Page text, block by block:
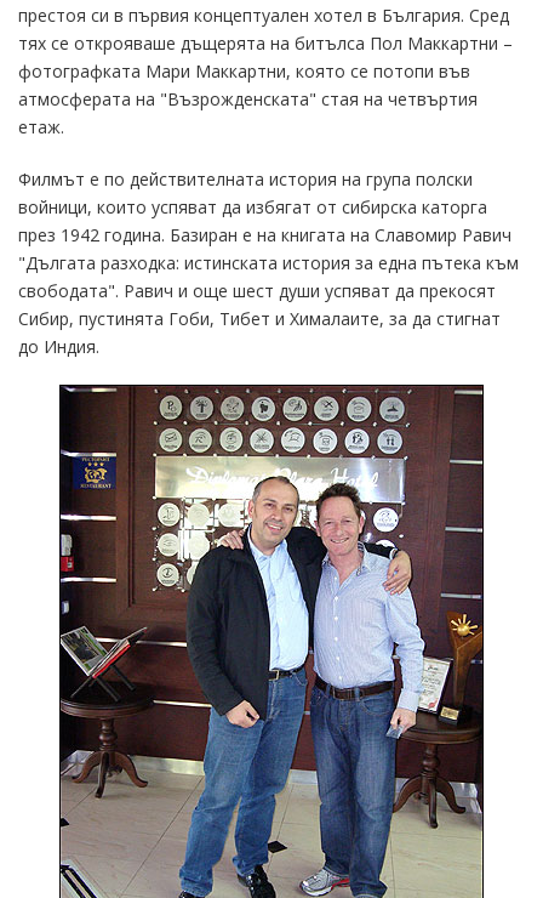
престоя си в първия концептуален хотел в България. Сред
тях се открояваше дъщерята на битълса Пол Маккартни –
фотографката Мари Маккартни, която се потопи във
атмосферата на "Възрожденската" стая на четвъртия
етаж.
Филмът е по действителната история на група полски
войници, които успяват да избягат от сибирска каторга
през 1942 година. Базиран е на книгата на Славомир Равич
"Дългата разходка: истинската история за една пътека към
свободата". Равич и още шест души успяват да прекосят
Сибир, пустинята Гоби, Тибет и Хималаите, за да стигнат
до Индия.